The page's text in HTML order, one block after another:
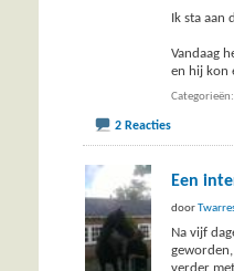
Ik sta aan
Vandaag
en hij kon
Categorieën
2 Reacties
Een
door
Na vijf
verder